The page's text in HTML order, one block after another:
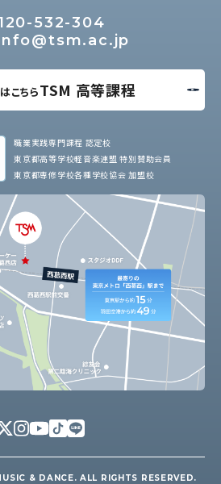
532-304
こちらTSM 高等課程
職業実践専門課程 認定校
東京都高等学校軽音楽連盟 特別賛助会員
東京都専修学校各種学校協会 加盟校
& DANCE. ALL RIGHTS RESERVED.